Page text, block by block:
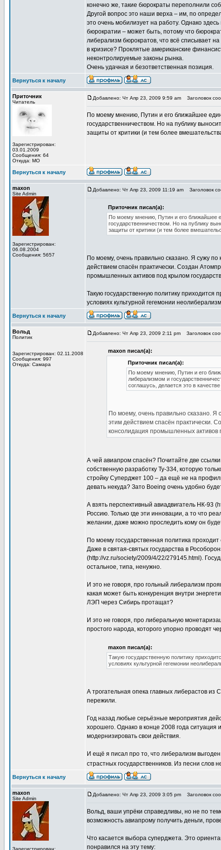
конечно же, такие бюрократы переполнили
Другой вопрос это наши верха – им, по
это очень мобилизует на работу. Однако
бюрократии – может быть, потому что
либерализм бюрократов, что всё списывает
в кризисе? Проклятые американские
неконтролируемые законы рынка.
Очень удачная и безответственная позиция.
Вернуться к началу
Приточник
Читатель
Зарегистрирован:
03.01.2009
Сообщения: 64
Откуда: МО
Добавлено: Чт Апр 23, 2009 9:59 am Заголовок
По моему мнению, Путин и его ближайшее
государственничеством. Но на публику
защиты от критики (и тем более
Вернуться к началу
maxon
Site Admin
Зарегистрирован:
06.08.2004
Сообщения: 5657
Добавлено: Чт Апр 23, 2009 11:19 am Заголовок
Приточник писал(а):
По моему мнению, Путин и его ближайшее
государственничеством. Но на публику
защиты от критики (и тем более
По моему, очень правильно сказано. Я сужу
действием спасён практически. Создан
промышленных активов под крылом
Такую государственную политику приходится
условиях культурной гегемонии
Вернуться к началу
Вольд
Политик
Зарегистрирован: 02.11.2008
Сообщения: 997
Откуда: Самара
Добавлено: Чт Апр 23, 2009 2:11 pm Заголовок
maxon писал(а):
Приточник писал(а):
По моему мнению, Путин и его
либерализмом и
соглашусь, делается это в
По моему, очень правильно сказано.
этим действием спасён практически.
консолидация промышленных активов
А чей авиапром спасён? Почитайте две
собственную разработку Ту-334, которую
стройку Суперджет 100 – да ещё не на
девать некуда? Зато Boeing очень удобно
А взять перспективный авиадвигатель НК-93
Россию. Только где эти инновации, а то что
желании, даже можно проследить кому он
По моему государственная политика
Даже в святая-святых государства в
(http://vz.ru/society/2009/4/22/279145.html).
остальное, типа, ненужно.
И это не говоря, про гольный либерализм
какая может быть конкуренция внутри
ЛЭП через Сибирь протащат?
И это не говоря, про либеральную
простого народа, которого упорно проводят
maxon писал(а):
Такую государственную политику
условиях культурной гегемонии
А трогательная опека главных либерастов
пережили.
Год назад любые серьёзные мероприятия
хорошего. Однако в конце 2008 года
модернизировать свои действия.
И ещё я писал про то, что либерализм
страстных государственников. Из песни
Вернуться к началу
maxon
Site Admin
Зарегистрирован:
Добавлено: Чт Апр 23, 2009 3:05 pm Заголовок
Вольд, ваши упрёки справедливы, но не по
возможность авиапрому получить деньги,
Что касается выбора суперджета. Это
понравился на эту тему: